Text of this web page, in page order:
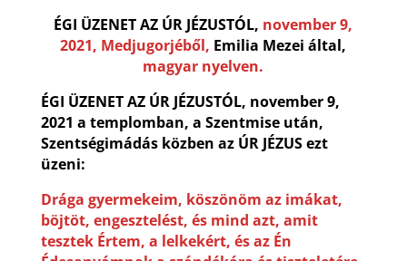
ÉGI ÜZENET AZ ÚR JÉZUSTÓL, november 9,
2021, Medjugorjéből, Emilia Mezei által,
magyar nyelven.
ÉGI ÜZENET AZ ÚR JÉZUSTÓL, november 9,
2021 a templomban, a Szentmise után,
Szentségimádás közben az ÚR JÉZUS ezt
üzeni:
Drága gyermekeim, köszönöm az imákat,
böjtöt, engesztelést, és mind azt, amit
tesztek Értem, a lelkekért, és az Én